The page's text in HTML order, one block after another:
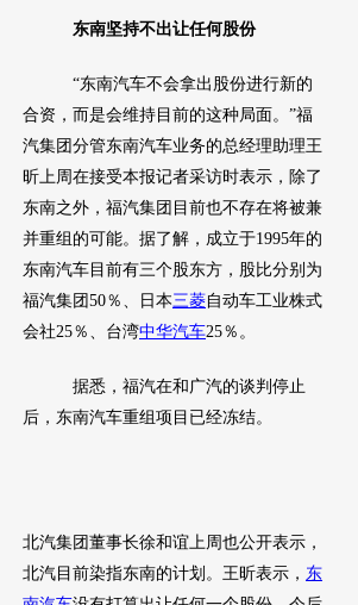
东南坚持不出让任何股份
“东南汽车不会拿出股份进行新的
合资，而是会维持目前的这种局面。”福
汽集团分管东南汽车业务的总经理助理王
昕上周在接受本报记者采访时表示，除了
东南之外，福汽集团目前也不存在将被兼
并重组的可能。据了解，成立于1995年的
东南汽车 目前有三个股东方，股比分别为
福汽集团50％、日本三菱自动车工业株式
会社25％、台湾中华汽车25％。
据悉，福汽在和广汽的谈判停止
后， 东南汽车重组项目已经冻结。
北汽集团董事长徐和谊上周也公开表示，
北汽目前染指东南的计划。王昕表示， 东